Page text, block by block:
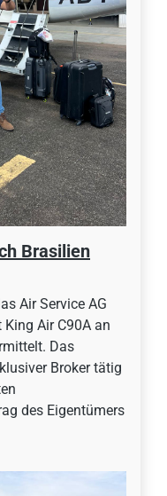
Brasilien
Air Service AG
Air C90A an
Das
Broker tätig
des Eigentümers